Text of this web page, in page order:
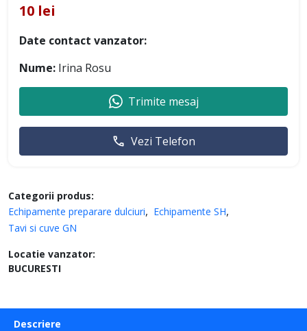
Categorii produs:
Echipamente preparare dulciuri
Echipamente SH
Tavi si cuve GN
Locatie vanzator:
BUCURESTI
10 lei
Date contact vanzator:
Nume: Irina Rosu
Trimite mesaj
Vezi Telefon
Descriere